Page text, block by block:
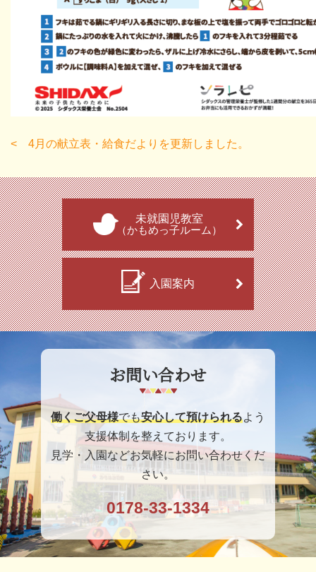
4月の献立表・給食だよりを更新しました。
未就園児教室
（かもめっ子ルーム）
入園案内
お問い合わせ
働くご父母様でも安心して預けられるよう
支援体制を整えております。
見学・入園などお気軽にお問い合わせくだ
さい。
0178-33-1334